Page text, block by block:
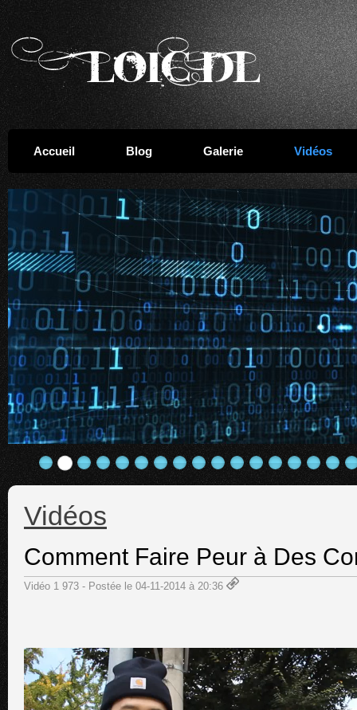
Accueil Blog Galerie Vidéos
Vidéos
Comment Faire Peur à Des
Vidéo 1 973 - Postée le 04-11-2014 à 20:36